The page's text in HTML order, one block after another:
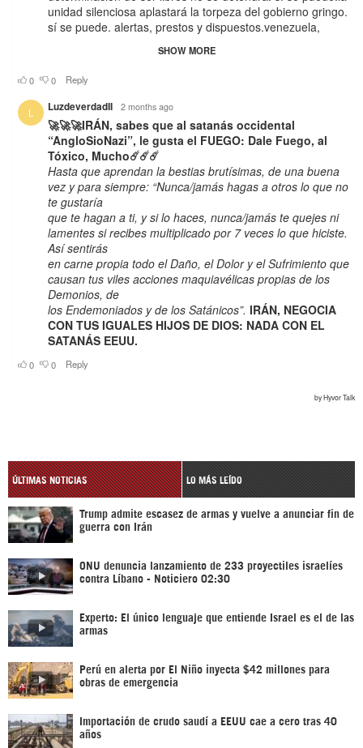
ÚLTIMAS NOTICIAS LO MÁS LEÍDO
Trump admite escasez de armas y vuelve a anunciar fin de
guerra con Irán
ONU denuncia lanzamiento de 233 proyectiles israelíes
contra Líbano - Noticiero 02:30
Experto: El único lenguaje que entiende Israel es el de las
armas
Perú en alerta por El Niño inyecta $42 millones para
obras de emergencia
Importación de crudo saudí a EEUU cae a cero tras 40
años